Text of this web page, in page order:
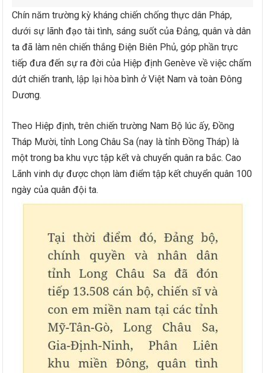
Chín năm trường kỳ kháng chiến chống thực dân Pháp,
dưới sự lãnh đạo tài tình, sáng suốt của Đảng, quân và dân
ta đã làm nên chiến thắng Điện Biên Phủ, góp phần trực
tiếp đưa đến sự ra đời của Hiệp định Genève về việc chấm
dứt chiến tranh, lập lại hòa bình ở Việt Nam và toàn Đông
Dương.
Theo Hiệp định, trên chiến trường Nam Bộ lúc ấy, Đồng
Tháp Mười, tỉnh Long Châu Sa (nay là tỉnh Đồng Tháp) là
một trong ba khu vực tập kết và chuyển quân ra bắc. Cao
Lãnh vinh dự được chọn làm điểm tập kết chuyển quân 100
ngày của quân đội ta.